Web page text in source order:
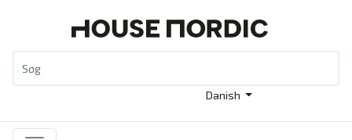
Danish